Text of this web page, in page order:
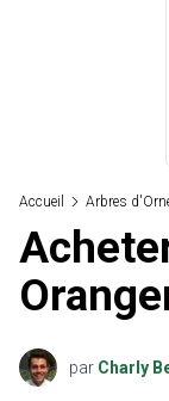
Accueil Arbres
par Charly